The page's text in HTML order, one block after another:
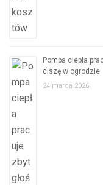
Pompa ciepła
ciszę w ogrodzie
24 marca 2026